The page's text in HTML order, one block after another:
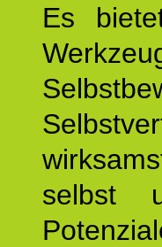
Es
selbst